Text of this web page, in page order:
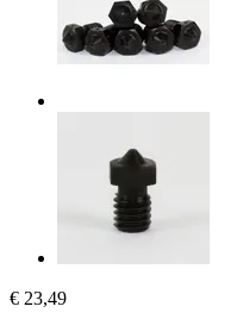
€ 23,49